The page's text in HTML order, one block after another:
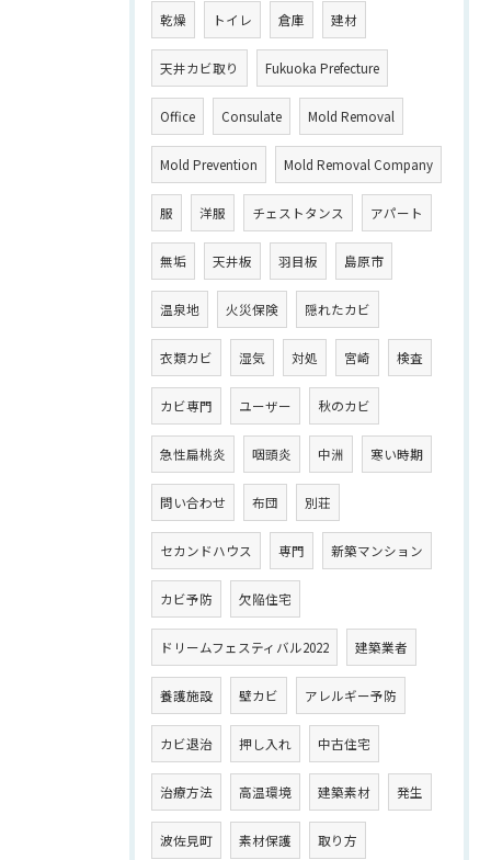
乾燥 トイレ 倉庫 建材
天井カビ取り Fukuoka Prefecture
Office Consulate Mold Removal
Mold Prevention Mold Removal Company
服 洋服 チェストタンス アパート
無垢 天井板 羽目板 島原市
温泉地 火災保険 隠れたカビ
衣類カビ 湿気 対処 宮崎 検査
カビ専門 ユーザー 秋のカビ
急性扁桃炎 咽頭炎 中洲 寒い時期
問い合わせ 布団 別荘
セカンドハウス 専門 新築マンション
カビ予防 欠陥住宅
ドリームフェスティバル2022 建築業者
養護施設 壁カビ アレルギー予防
カビ退治 押し入れ 中古住宅
治療方法 高温環境 建築素材 発生
波佐見町 素材保護 取り方